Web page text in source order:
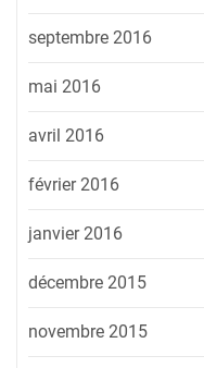
septembre 2016
mai 2016
avril 2016
février 2016
janvier 2016
décembre 2015
novembre 2015